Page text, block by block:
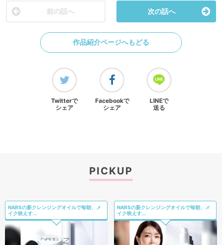
前の話へ 次の話へ
作品紹介ページへもどる
Twitterで
シェア
Facebookで
シェア
LINEで
送る
PICKUP
NARSの新クレンジングオイルで毎朝、メ
イク映えす...
NARSの新クレンジングオイルで毎朝、メ
イク映えす...